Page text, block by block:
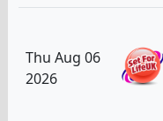
Thu Aug 06
2026